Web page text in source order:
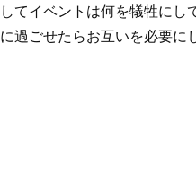
てイベントは何を犠牲に
過ごせたらお互いを必要